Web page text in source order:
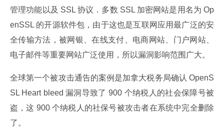
管理功能以及 SSL 协议．多数 SSL 加密网站是用名为 Op
enSSL 的开源软件包，由于这也是互联网应用最广泛的安
全传输方法，被网银、在线支付、电商网站、门户网站、
电子邮件等重要网站广泛使用，所以漏洞影响范围广大。
全球第一个被攻击通告的案例是加拿大税务局确认 OpenS
SL Heart bleed 漏洞导致了 900 个纳税人的社会保障号被
盗，这 900 个纳税人的社保号被攻击者在系统中完全删除
了。